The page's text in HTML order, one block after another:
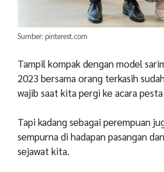
Sumber: pinterest.com
Tampil kompak dengan model
2023 bersama orang terkasih
wajib saat kita pergi ke acara
Tapi kadang sebagai perempuan
sempurna di hadapan pasangan
sejawat kita.